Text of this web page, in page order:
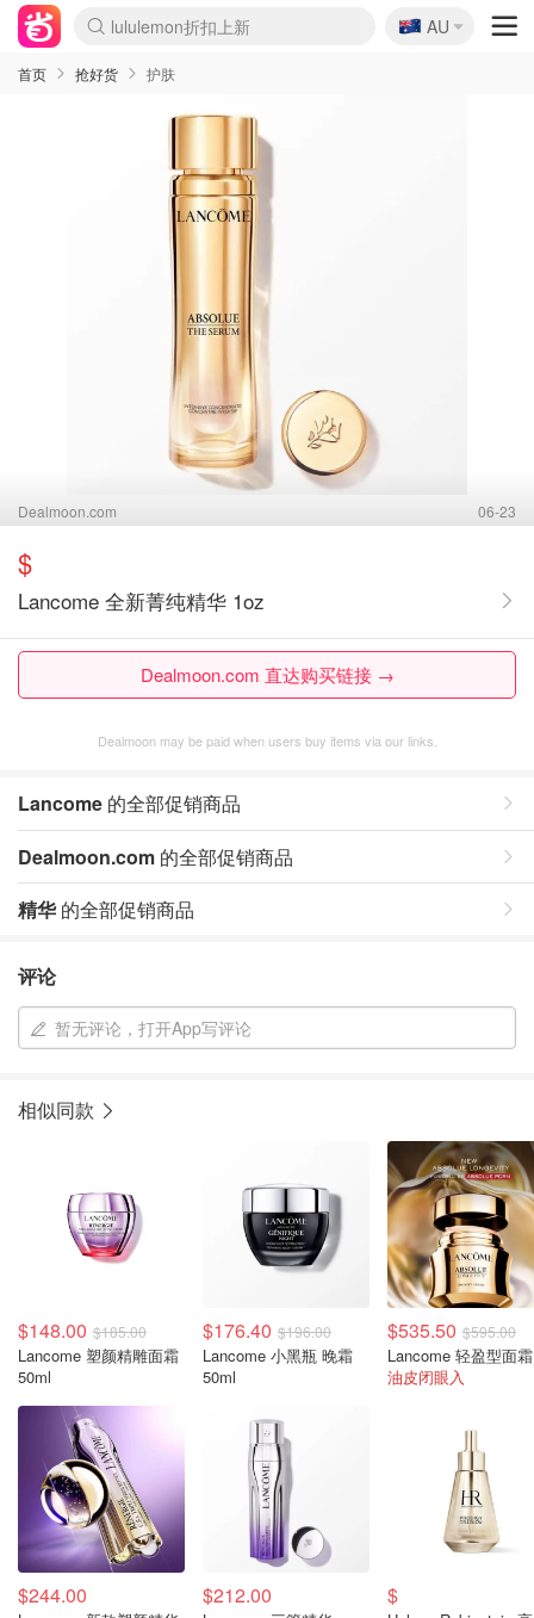
lululemon折扣上新
Sasa美妆护肤3.5折
SSENSE年中2.5折
FreshBeauty好价汇总
Cettire降价+叠9折
WWS Coles超市实拍
viagogo二手票捡漏
Myer超级周末
The Outnet奢牌1折起
David Jones 3折起
Flannels大牌1折
Perfumes Club护肤1折
AMIRO面罩$251
Amazon折扣汇总
eToro入金$200送$50
Amazon数码好物
ICONIC本周7.5折
ThedoubleF高奢地板价
Moose Knuckles 6折
丝芙兰5折起
EUFY摄像头$98
Selenichast首饰2折
Trip机票酒店促销
YSL送5件彩妆礼
Amazon家居好物
Amazon美妆护肤
雅漾大喷$8
过敏原检测盒$33
伊索独家赠50ml沐浴露
科颜氏高保湿面霜$29
SEALIFE海洋馆门票6折
丝塔芙大白罐$16
订阅Newsletter送香薰
Cult Beauty 6.8折
Harrods圣诞日历$525
LN-CC奢牌私促3折
d'Alba空姐喷雾$16
EVE LOM套装£56
Bernardelli独家4折
Adore Beauty 6折起
CT圣诞日历
Mytheresa奢品2.7折
Luxury Escapes 9折
Currentbody美容仪$881
MOON Garden Live
Roborock扫地机$649
Tingo Life水杯$24
Valentino官网5折
CR洗护套装$23
修丽可4件套$159
Myer彩妆2件7折
GANNI官网4.5折
Stylevana韩妆4折
Tessabit高奢8.5折
OGX洗发水$11
Amazon阿德莱德次日达
卡诗8.5折+赠礼
Philips Hue灯具8折
🇦🇺
AU
首页 抢好货 护肤
Dealmoon.com 06-23
$
Lancome 全新菁纯精华 1oz
Dealmoon.com 直达购买链接 →
Dealmoon may be paid when users buy items via our links.
Lancome 的全部促销商品
Dealmoon.com 的全部促销商品
精华的全部促销商品
评论
暂无评论，打开App写评论
相似同款
$148.00 $185.00
Lancome 塑颜精雕面霜
50ml
$176.40 $196.00
Lancome 小黑瓶 晚霜
50ml
$535.50 $595.00
油皮闭眼入
$244.00 $212.00 $